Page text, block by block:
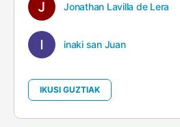
Jonathan Lavilla de Lera
inaki san Juan
IKUSI GUZTIAK